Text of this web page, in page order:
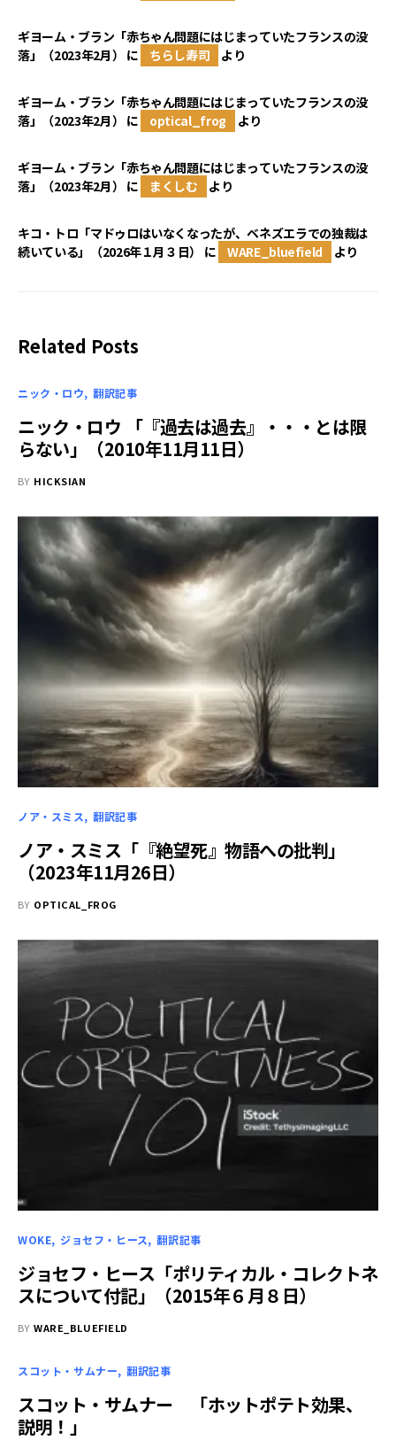
ギヨーム・ブラン「赤ちゃん問題にはじまっていたフランスの没
落」（2023年2月） に ちらし寿司 より
ギヨーム・ブラン「赤ちゃん問題にはじまっていたフランスの没
落」（2023年2月） に optical_frog より
ギヨーム・ブラン「赤ちゃん問題にはじまっていたフランスの没
落」（2023年2月） に まくしむ より
キコ・トロ「マドゥロはいなくなったが、ベネズエラでの独裁は
続いている」（2026年１月３日）
に WARE_bluefield より
Related Posts
ニック・ロウ 翻訳記事
ニック・ロウ 「『過去は過去』・・・とは限
らない」（2010年11月11日）
BY HICKSIAN
ノア・スミス 翻訳記事
ノア・スミス「『絶望死』物語への批判」
（2023年11月26日）
BY OPTICAL_FROG
WOKE ジョセフ・ヒース 翻訳記事
ジョセフ・ヒース「ポリティカル・コレクトネ
スについて付記」（2015年６月８日）
BY WARE_BLUEFIELD
スコット・サムナー 翻訳記事
スコット・サムナー 「ホットポテト効果、
説明！」